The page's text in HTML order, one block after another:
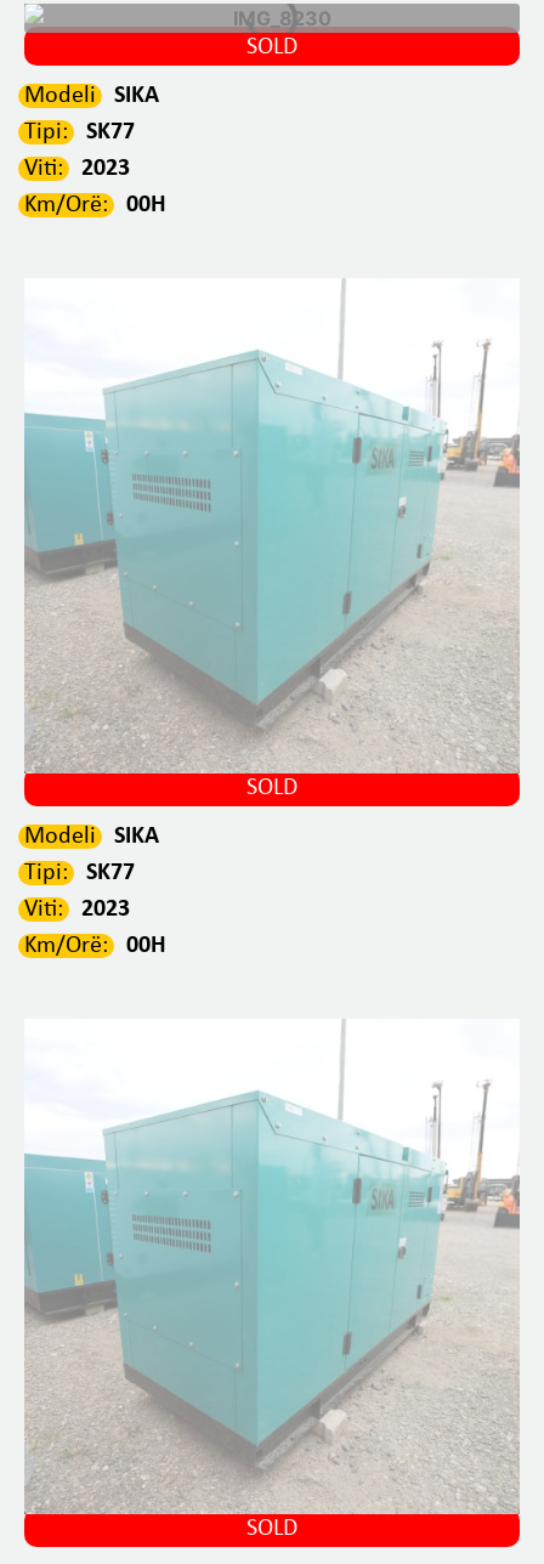
SOLD
Modeli
SIKA
Tipi:
SK77
Viti:
2023
Km/Orë:
00H
SOLD
Modeli
SIKA
Tipi:
SK77
Viti:
2023
Km/Orë:
00H
SOLD